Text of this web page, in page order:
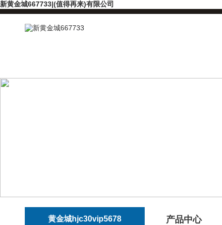
新黄金城667733|(值得再来)有限公司
黄金城hjc30vip5678 产品中心